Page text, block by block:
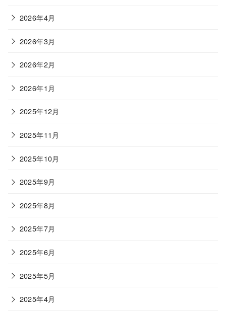
2026年4月
2026年3月
2026年2月
2026年1月
2025年12月
2025年11月
2025年10月
2025年9月
2025年8月
2025年7月
2025年6月
2025年5月
2025年4月